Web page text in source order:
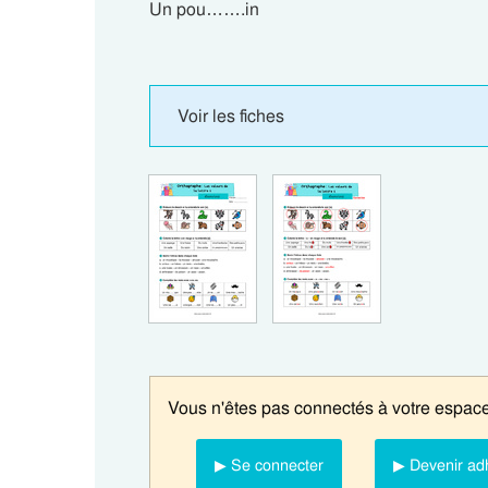
Un pou…….in
Voir les fiches
Vous n'êtes pas connectés à votre
▶ Se connecter ▶ Devenir